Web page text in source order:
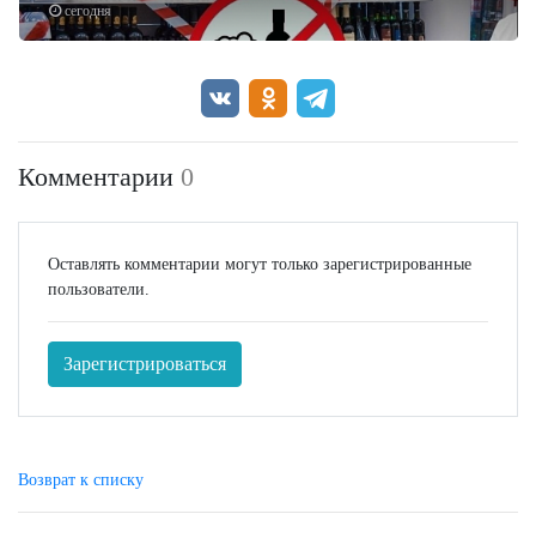
сегодня
Комментарии 0
Оставлять комментарии могут только зарегистрированные
пользователи.
Зарегистрироваться
Возврат к списку